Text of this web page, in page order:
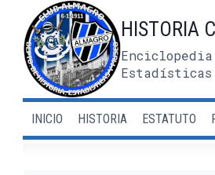
contenido
HISTORIA
Estadísticas
INICIO HISTORIA ESTATUTO